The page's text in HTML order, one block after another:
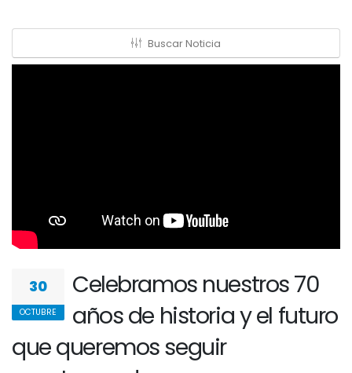
Buscar Noticia
30
OCTUBRE
Celebramos nuestros 70
años de historia y el futuro
que queremos seguir